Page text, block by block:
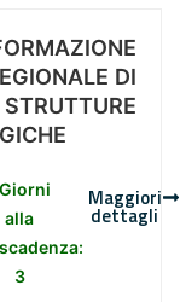
DI
Giorni
alla
scadenza:
3
Maggiori
dettagli